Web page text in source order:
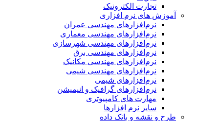
تجارت الکترونیک
آموزش های نرم افزاری
نرم‌افزارهای مهندسی عمران
نرم‌افزارهای مهندسی معماری
نرم‌افزارهای مهندسی شهرسازی
نرم‌افزارهای مهندسی برق
نرم‌افزارهای مهندسی مکانیک
نرم‌افزارهای مهندسی شیمی
نرم‌افزارهای شیمی
نرم‌افزارهای گرافیک و انیمیشن
مهارت های کامپیوتری
سایر نرم افزارها
طرح و نقشه و بانک داده